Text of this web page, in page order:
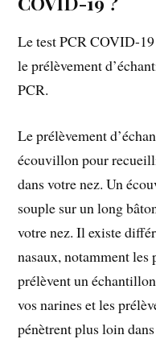
Le test PCR COVID-
le prélèvement
PCR.
Le prélèvement
écouvillon pour
dans votre nez. Un
souple sur un long
votre nez. Il existe
nasaux, notamment les
prélèvent un
vos narines et les
pénètrent plus loin